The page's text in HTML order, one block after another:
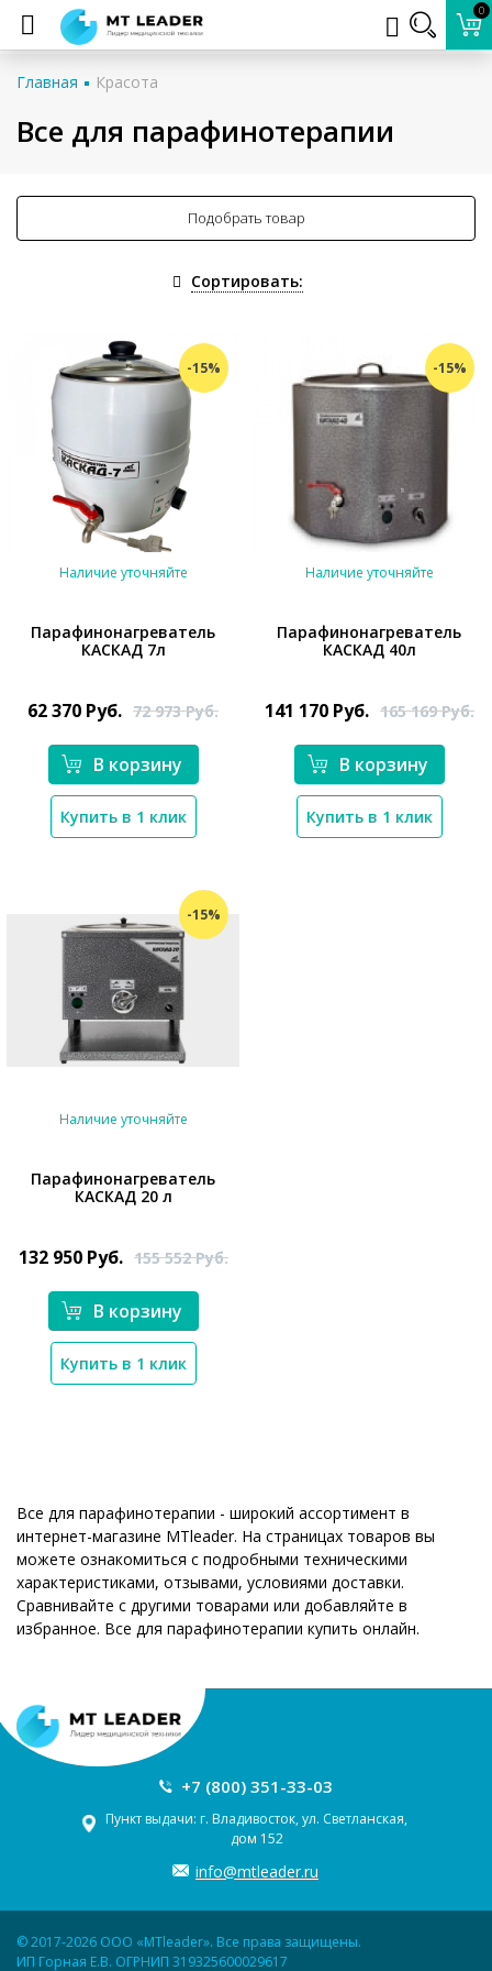
0
Главная Красота
Все для парафинотерапии
Подобрать товар
Сортировать:
-15%
Наличие уточняйте
Парафинонагреватель
КАСКАД 7л
62 370 Руб. 72 973Руб.
В корзину
Купить в 1 клик
-15%
Наличие уточняйте
Парафинонагреватель
КАСКАД 40л
141 170 Руб. 165 169Руб.
В корзину
Купить в 1 клик
-15%
*}
Наличие уточняйте
Парафинонагреватель
КАСКАД 20 л
132 950 Руб. 155 552Руб.
В корзину
Купить в 1 клик
Все для парафинотерапии - широкий ассортимент в
интернет-магазине MTleader. На страницах товаров вы
можете ознакомиться с подробными техническими
характеристиками, отзывами, условиями доставки.
Сравнивайте с другими товарами или добавляйте в
избранное. Все для парафинотерапии купить онлайн.
+7 (800) 351-33-03
Пункт выдачи: г. Владивосток, ул. Светланская,
дом 152
info@mtleader.ru
© 2017-2026 ООО «MTleader». Все права защищены.
ИП Горная Е.В. ОГРНИП 319325600029617